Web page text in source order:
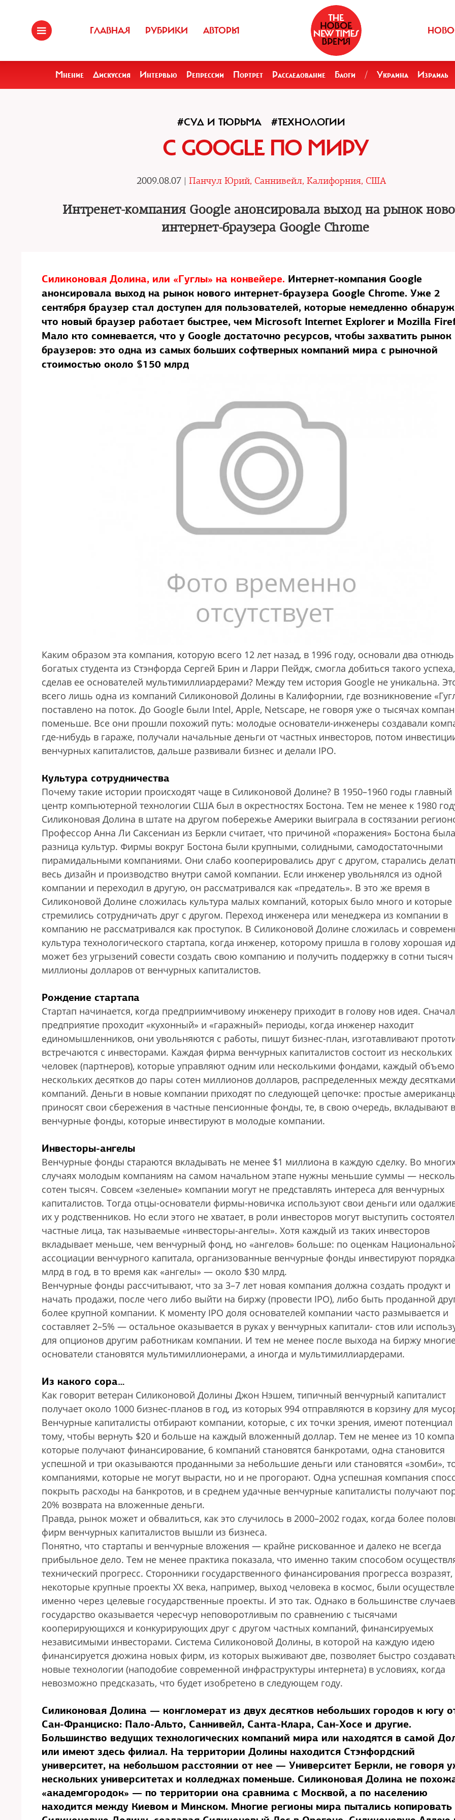
ГЛАВНАЯ РУБРИКИ АВТОРЫ
Мнение Дискуссия Интервью Репрессии Портрет Расследование Блоги / Украина Израиль
#СУД И ТЮРЬМА #ТЕХНОЛОГИИ
С GOOGLE ПО МИРУ
2009.08.07 | Панчул Юрий, Саннивейл, Калифорния, США
Интренет-компания Google анонсировала выход на рынок
интернет-браузера Google Chrome
Силиконовая Долина, или «Гуглы» на конвейере. Интернет-компания Google
анонсировала выход на рынок нового интернет-браузера Google Chrome. Уже 2
сентября браузер стал доступен для пользователей, которые немедленно
что новый браузер работает быстрее, чем Microsoft Internet Explorer и Mozilla
Мало кто сомневается, что у Google достаточно ресурсов, чтобы захватить рынок
браузеров: это одна из самых больших софтверных компаний мира с рыночной
стоимостью около $150 млрд
Каким образом эта компания, которую всего 12 лет назад, в 1996 году, основали два
богатых студента из Стэнфорда Сергей Брин и Ларри Пейдж, смогла добиться такого успеха,
сделав ее основателей мультимиллиардерами? Между тем история Google не уникальна.
всего лишь одна из компаний Силиконовой Долины в Калифорнии, где возникновение
поставлено на поток. До Google были Intel, Apple, Netscape, не говоря уже о тысячах
поменьше. Все они прошли похожий путь: молодые основатели-инженеры создавали
где-нибудь в гараже, получали начальные деньги от частных инвесторов, потом
венчурных капиталистов, дальше развивали бизнес и делали IPO.
Культура сотрудничества
Почему такие истории происходят чаще в Силиконовой Долине? В 1950–1960 годы главный
центр компьютерной технологии США был в окрестностях Бостона. Тем не менее к 1980
Силиконовая Долина в штате на другом побережье Америки выиграла в состязании
Профессор Анна Ли Саксениан из Беркли считает, что причиной «поражения» Бостона была
разница культур. Фирмы вокруг Бостона были крупными, солидными, самодостаточными
пирамидальными компаниями. Они слабо кооперировались друг с другом, старались
весь дизайн и производство внутри самой компании. Если инженер увольнялся из одной
компании и переходил в другую, он рассматривался как «предатель». В это же время в
Силиконовой Долине сложилась культура малых компаний, которых было много и которые
стремились сотрудничать друг с другом. Переход инженера или менеджера из компании в
компанию не рассматривался как проступок. В Силиконовой Долине сложилась и
культура технологического стартапа, когда инженер, которому пришла в голову хорошая
может без угрызений совести создать свою компанию и получить поддержку в сотни
миллионы долларов от венчурных капиталистов.
Рождение стартапа
Стартап начинается, когда предприимчивому инженеру приходит в голову нов идея.
предприятие проходит «кухонный» и «гаражный» периоды, когда инженер находит
единомышленников, они увольняются с работы, пишут бизнес-план, изготавливают
встречаются с инвесторами. Каждая фирма венчурных капиталистов состоит из нескольких
человек (партнеров), которые управляют одним или несколькими фондами, каждый
нескольких десятков до пары сотен миллионов долларов, распределенных между десятками
компаний. Деньги в новые компании приходят по следующей цепочке: простые
приносят свои сбережения в частные пенсионные фонды, те, в свою очередь, вкладывают в
венчурные фонды, которые инвестируют в молодые компании.
Инвесторы-ангелы
Венчурные фонды стараются вкладывать не менее $1 миллиона в каждую сделку. Во
случаях молодым компаниям на самом начальном этапе нужны меньшие суммы —
сотен тысяч. Совсем «зеленые» компании могут не представлять интереса для венчурных
капиталистов. Тогда отцы-основатели фирмы-новичка используют свои деньги или
их у родственников. Но если этого не хватает, в роли инвесторов могут выступить
частные лица, так называемые «инвесторы-ангелы». Хотя каждый из таких инвесторов
вкладывает меньше, чем венчурный фонд, но «ангелов» больше: по оценкам
ассоциации венчурного капитала, организованные венчурные фонды инвестируют
млрд в год, в то время как «ангелы» — около $30 млрд.
Венчурные фонды рассчитывают, что за 3–7 лет новая компания должна создать продукт и
начать продажи, после чего либо выйти на биржу (провести IPO), либо быть проданной
более крупной компании. К моменту IPO доля основателей компании часто размывается и
составляет 2–5% — остальное оказывается в руках у венчурных капитали- стов или
для опционов другим работникам компании. И тем не менее после выхода на биржу
основатели становятся мультимиллионерами, а иногда и мультимиллиардерами.
Из какого сора…
Как говорит ветеран Силиконовой Долины Джон Нэшем, типичный венчурный капиталист
получает около 1000 бизнес-планов в год, из которых 994 отправляются в корзину для
Венчурные капиталисты отбирают компании, которые, с их точки зрения, имеют потенциал
тому, чтобы вернуть $20 и больше на каждый вложенный доллар. Тем не менее из 10
которые получают финансирование, 6 компаний становятся банкротами, одна становится
успешной и три оказываются проданными за небольшие деньги или становятся «зомби»,
компаниями, которые не могут вырасти, но и не прогорают. Одна успешная компания
покрыть расходы на банкротов, и в среднем удачные венчурные капиталисты получают
20% возврата на вложенные деньги.
Правда, рынок может и обвалиться, как это случилось в 2000–2002 годах, когда более
фирм венчурных капиталистов вышли из бизнеса.
Понятно, что стартапы и венчурные вложения — крайне рискованное и далеко не всегда
прибыльное дело. Тем не менее практика показала, что именно таким способом
технический прогресс. Сторонники государственного финансирования прогресса возразят,
некоторые крупные проекты XX века, например, выход человека в космос, были
именно через целевые государственные проекты. И это так. Однако в большинстве случаев
государство оказывается чересчур неповоротливым по сравнению с тысячами
кооперирующихся и конкурирующих друг с другом частных компаний, финансируемых
независимыми инвесторами. Система Силиконовой Долины, в которой на каждую идею
финансируется дюжина новых фирм, из которых выживают две, позволяет быстро
новые технологии (наподобие современной инфраструктуры интернета) в условиях, когда
невозможно предсказать, что будет изобретено в следующем году.
Силиконовая Долина — конгломерат из двух десятков небольших городов к югу
Сан-Франциско: Пало-Альто, Саннивейл, Санта-Клара, Сан-Хосе и другие.
Большинство ведущих технологических компаний мира или находятся в самой
или имеют здесь филиал. На территории Долины находится Стэнфордский
университет, на небольшом расстоянии от нее — Университет Беркли, не говоря
нескольких университетах и колледжах поменьше. Силиконовая Долина не
«академгородок» — по территории она сравнима с Москвой, а по населению
находится между Киевом и Минском. Многие регионы мира пытались копировать